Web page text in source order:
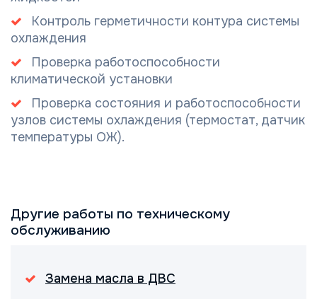
Контроль герметичности контура системы
охлаждения
Проверка работоспособности
климатической установки
Проверка состояния и работоспособности
узлов системы охлаждения (термостат, датчик
температуры ОЖ).
Другие работы по техническому
обслуживанию
Замена масла в ДВС